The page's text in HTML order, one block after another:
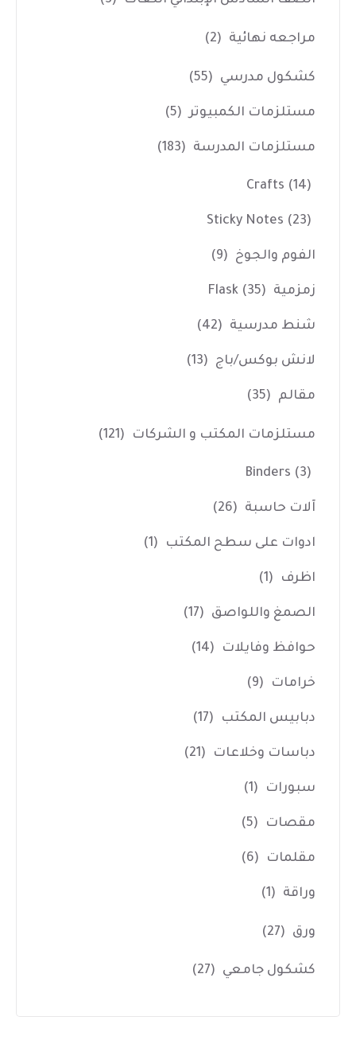
مراجعه نهائية (2)
كشكول مدرسي (55)
مستلزمات الكمبيوتر (5)
مستلزمات المدرسة (183)
Crafts (14)
Sticky Notes (23)
الفوم والجوخ (9)
زمزمية Flask (35)
شنط مدرسية (42)
لانش بوكس/باج (13)
مقالم (35)
مستلزمات المكتب و الشركات (121)
Binders (3)
آلات حاسبة (26)
ادوات على سطح المكتب (1)
اظرف (1)
الصمغ واللواصق (17)
حوافظ وفايلات (14)
خرامات (9)
دبابيس المكتب (17)
دباسات وخلاعات (21)
سبورات (1)
مقصات (5)
مقلمات (6)
وراقة (1)
ورق (27)
كشكول جامعي (27)